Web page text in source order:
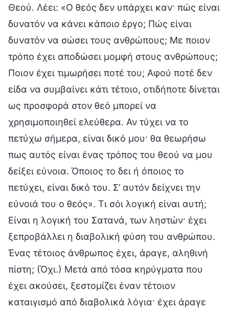
Θεού. Λέει: «Ο θεός δεν υπάρχει καν· πώς είναι
δυνατόν να κάνει κάποιο έργο; Πώς είναι
δυνατόν να σώσει τους ανθρώπους; Με ποιον
τρόπο έχει αποδώσει μομφή στους ανθρώπους;
Ποιον έχει τιμωρήσει ποτέ του; Αφού ποτέ δεν
είδα να συμβαίνει κάτι τέτοιο, οτιδήποτε δίνεται
ως προσφορά στον θεό μπορεί να
χρησιμοποιηθεί ελεύθερα. Αν τύχει να το
πετύχω σήμερα, είναι δικό μου· θα θεωρήσω
πως αυτός είναι ένας τρόπος του θεού να μου
δείξει εύνοια. Όποιος το δει ή όποιος το
πετύχει, είναι δικό του. Σ’ αυτόν δείχνει την
εύνοιά του ο θεός». Τι σόι λογική είναι αυτή;
Είναι η λογική του Σατανά, των ληστών· έχει
ξεπροβάλλει η διαβολική φύση του ανθρώπου.
Ένας τέτοιος άνθρωπος έχει, άραγε, αληθινή
πίστη; (Όχι.) Μετά από τόσα κηρύγματα που
έχει ακούσει, ξεστομίζει έναν τέτοιον
καταιγισμό από διαβολικά λόγια· έχει άραγε